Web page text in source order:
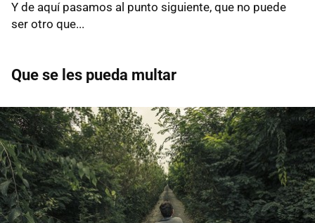
Y de aquí pasamos al punto siguiente, que no puede
ser otro que...
Que se les pueda multar